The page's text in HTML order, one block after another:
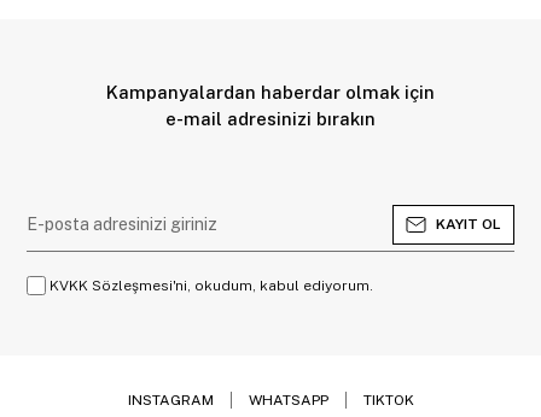
Kampanyalardan haberdar olmak için
e-mail adresinizi bırakın
KAYIT OL
KVKK Sözleşmesi'ni, okudum, kabul ediyorum.
INSTAGRAM WHATSAPP TIKTOK